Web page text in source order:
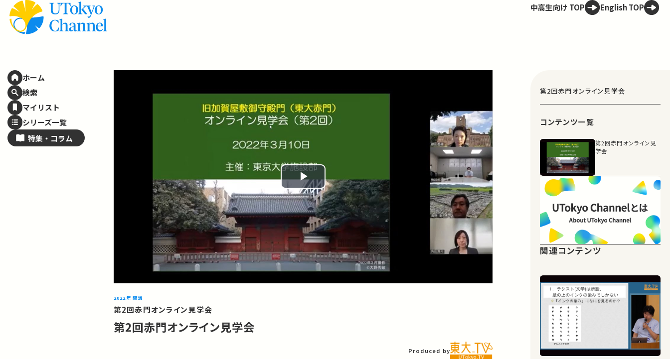
ホーム
検索
マイリスト
シリーズ一覧
特集・ コラム
中高生向け TOP English TOP
Play
Video
2022年 開講
第2回⾚⾨オンライン⾒学会
第2回⾚⾨オンライン⾒学会
Produced by
第2回⾚⾨オンライン⾒学会
コンテンツ一覧
第2回⾚⾨オンライン⾒
学会
関連コンテンツ